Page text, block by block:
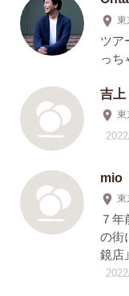
東
ツア
っち
吉
東
mio
東
７
の街
鏡店